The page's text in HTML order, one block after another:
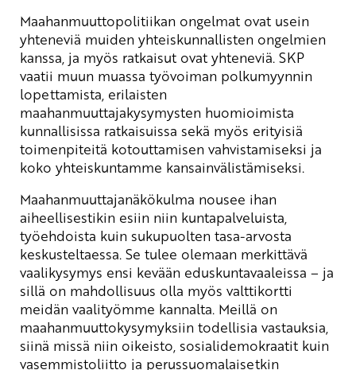
Maahanmuuttopolitiikan ongelmat ovat usein
yhteneviä muiden yhteiskunnallisten ongelmien
kanssa, ja myös ratkaisut ovat yhteneviä. SKP
vaatii muun muassa työvoiman polkumyynnin
lopettamista, erilaisten
maahanmuuttajakysymysten huomioimista
kunnallisissa ratkaisuissa sekä myös erityisiä
toimenpiteitä kotouttamisen vahvistamiseksi ja
koko yhteiskuntamme kansainvälistämiseksi.
Maahanmuuttajanäkökulma nousee ihan
aiheellisestikin esiin niin kuntapalveluista,
työehdoista kuin sukupuolten tasa-arvosta
keskusteltaessa. Se tulee olemaan merkittävä
vaalikysymys ensi kevään eduskuntavaaleissa – ja
sillä on mahdollisuus olla myös valttikortti
meidän vaalityömme kannalta. Meillä on
maahanmuuttokysymyksiin todellisia vastauksia,
siinä missä niin oikeisto, sosialidemokraatit kuin
vasemmistoliitto ja perussuomalaisetkin